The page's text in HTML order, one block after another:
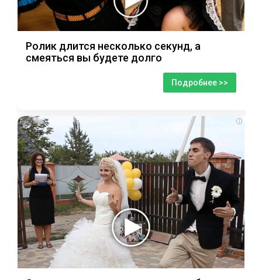
Ролик длится несколько секунд, а
смеяться вы будете долго
Подробнее >>
i